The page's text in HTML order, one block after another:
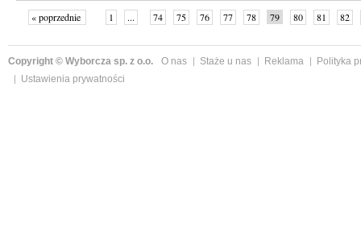
« poprzednie 1 ... 74 75 76 77 78 79 80 81
82
Copyright © Wyborcza sp. z o.o. O nas Staże u nas Reklama
Polityka
Ustawienia prywatności